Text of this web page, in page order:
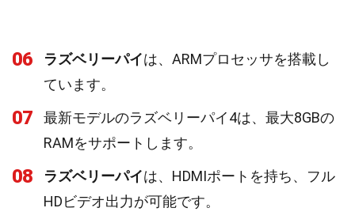
06 ラズベリーパイは、ARMプロセッサを搭載し
ています。
07
最新モデルのラズベリーパイ4は、最大8GBの
RAMをサポートします。
08 ラズベリーパイは、HDMIポートを持ち、フル
HDビデオ出力が可能です。